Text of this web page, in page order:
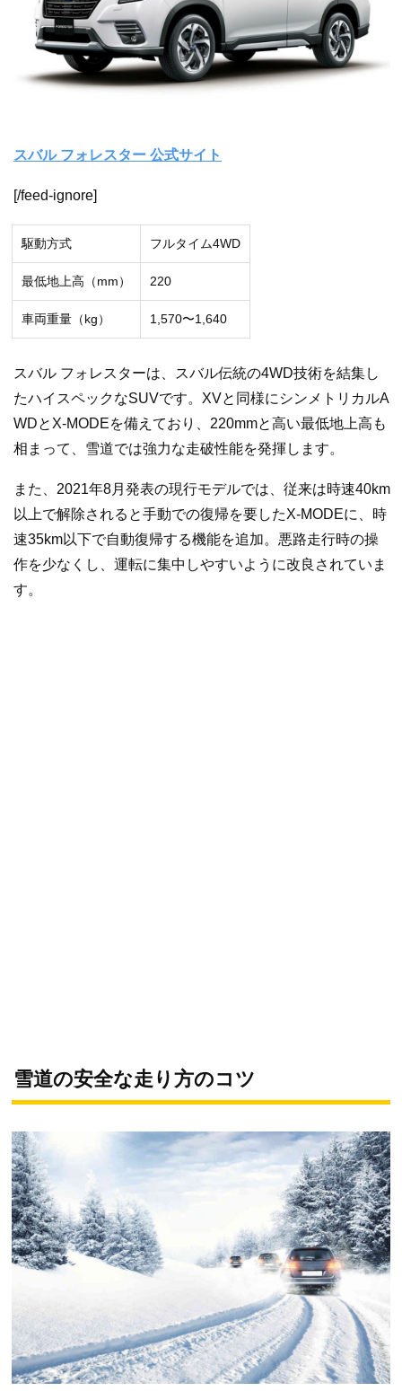
スバル フォレスター 公式サイト
[/feed-ignore]
駆動方式 フルタイム4WD
最低地上高（mm） 220
車両重量（kg） 1,570〜1,640
スバル フォレスターは、スバル伝統の4WD技術を結集し
たハイスペックなSUVです。XVと同様にシンメトリカルA
WDとX-MODEを備えており、220mmと高い最低地上高も
相まって、雪道では強力な走破性能を発揮します。
また、2021年8月発表の現行モデルでは、従来は時速40km
以上で解除されると手動での復帰を要したX-MODEに、時
速35km以下で自動復帰する機能を追加。悪路走行時の操
作を少なくし、運転に集中しやすいように改良されていま
す。
雪道の安全な走り方のコツ